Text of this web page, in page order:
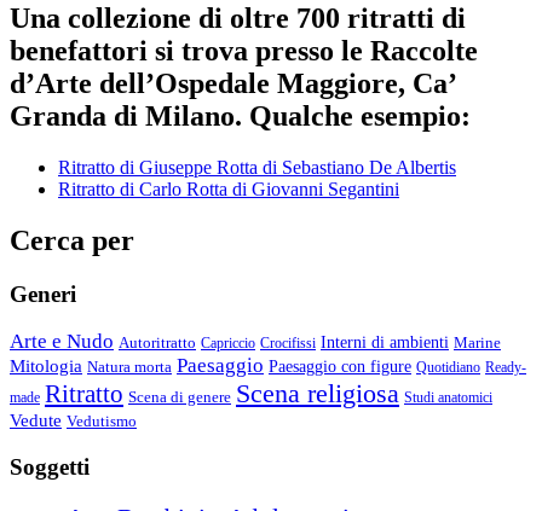
Una collezione di oltre 700 ritratti di
benefattori si trova presso le Raccolte
d’Arte dell’Ospedale Maggiore, Ca’
Granda di Milano. Qualche esempio:
Ritratto di Giuseppe Rotta di Sebastiano De Albertis
Ritratto di Carlo Rotta di Giovanni Segantini
Cerca per
Generi
Arte e Nudo Autoritratto Capriccio Crocifissi Interni di ambienti Marine
Mitologia Natura morta Paesaggio Paesaggio con figure Quotidiano Ready-
made Ritratto Scena di genere Scena religiosa Studi anatomici
Vedute Vedutismo
Soggetti